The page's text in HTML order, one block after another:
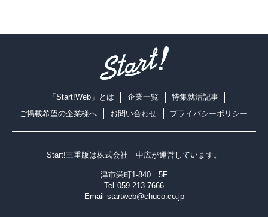
「Start!Web」とは 企業一覧
特集就活記事
ご掲載希望の企業様へ
お問い合わせ プライバシーポリシー
Start!三重版は株式会社 中広が運営しています。
津市栄町1-840 5F
Tel 059-213-7666
Email startweb@chuco.co.jp